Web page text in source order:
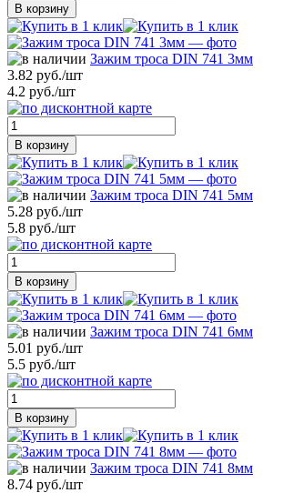
В корзину
Зажим троса DIN 741 3мм
3.82 руб./шт
4.2 руб./шт
В корзину
Зажим троса DIN 741 5мм
5.28 руб./шт
5.8 руб./шт
В корзину
Зажим троса DIN 741 6мм
5.01 руб./шт
5.5 руб./шт
В корзину
Зажим троса DIN 741 8мм
8.74 руб./шт